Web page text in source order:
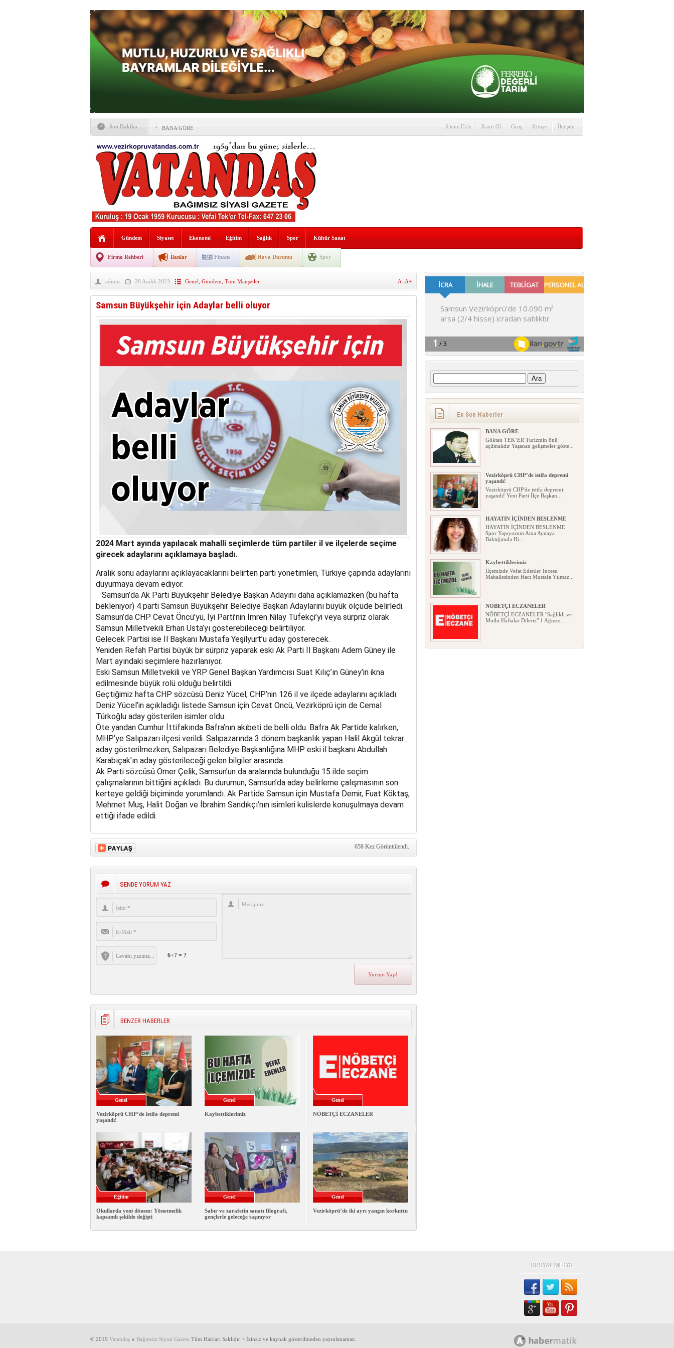
Son Dakika BANA GÖRE
Vezirköprü CHP’de istifa depremi yaşandı!
HAYATIN İÇİNDEN BESLENME
Kaybettiklerimiz
NÖBETÇİ ECZANELER
Okullarda yeni dönem: Yönetmelik kapsamlı şekilde
değişti
taşınıyor
Hafif ticari araç takla attı! 2’si Çocuk 5 Yaralı
“Yaz Seninle Güzel” doğa yürüyüşü
Sitene Ekle Kayıt Ol Giriş Künye İletişim
Gündem Siyaset Ekonomi Eğitim Sağlık Spor Kültür Sanat
Firma Rehberi İlanlar Finans Hava Durumu Spor
admin 28 Aralık 2023 Genel Gündem Tüm Manşetler A- A+
Samsun Büyükşehir için Adaylar belli oluyor
2024 Mart ayında yapılacak mahalli seçimlerde tüm partiler il ve ilçelerde seçime
girecek adaylarını açıklamaya başladı.
Aralık sonu adaylarını açıklayacaklarını belirten parti yönetimleri, Türkiye çapında adaylarını
duyurmaya devam ediyor.
Samsun’da Ak Parti Büyükşehir Belediye Başkan Adayını daha açıklamazken (bu hafta
bekleniyor) 4 parti Samsun Büyükşehir Belediye Başkan Adaylarını büyük ölçüde belirledi.
Samsun’da CHP Cevat Öncü’yü, İyi Parti’nin İmren Nilay Tüfekçi’yi veya sürpriz olarak
Samsun Milletvekili Erhan Usta’yı gösterebileceği belirtiliyor.
Gelecek Partisi ise İl Başkanı Mustafa Yeşilyurt’u aday gösterecek.
Yeniden Refah Partisi büyük bir sürpriz yaparak eski Ak Parti İl Başkanı Adem Güney ile
Mart ayındaki seçimlere hazırlanıyor.
Eski Samsun Milletvekili ve YRP Genel Başkan Yardımcısı Suat Kılıç’ın Güney’in ikna
edilmesinde büyük rolü olduğu belirtildi.
Geçtiğimiz hafta CHP sözcüsü Deniz Yücel, CHP’nin 126 il ve ilçede adaylarını açıkladı.
Deniz Yücel’in açıkladığı listede Samsun için Cevat Öncü, Vezirköprü için de Cemal
Türkoğlu aday gösterilen isimler oldu.
Öte yandan Cumhur İttifakında Bafra’nın akıbeti de belli oldu. Bafra Ak Partide kalırken,
MHP’ye Salıpazarı ilçesi verildi. Salıpazarında 3 dönem başkanlık yapan Halil Akgül tekrar
aday gösterilmezken, Salıpazarı Belediye Başkanlığına MHP eski il başkanı Abdullah
Karabıçak’ın aday gösterileceği gelen bilgiler arasında.
Ak Parti sözcüsü Ömer Çelik, Samsun’un da aralarında bulunduğu 15 ilde seçim
çalışmalarının bittiğini açıkladı. Bu durumun, Samsun’da aday belirleme çalışmasının son
kerteye geldiği biçiminde yorumlandı. Ak Partide Samsun için Mustafa Demir, Fuat Köktaş,
Mehmet Muş, Halit Doğan ve İbrahim Sandıkçı’nın isimleri kulislerde konuşulmaya devam
ettiği ifade edildi.
658 Kez Görüntülendi.
SENDE YORUM YAZ
6+7 = ?
BENZER HABERLER
Genel
Vezirköprü CHP’de istifa depremi
yaşandı!
Genel
Kaybettiklerimiz
Genel
NÖBETÇİ ECZANELER
Eğitim
Okullarda yeni dönem: Yönetmelik
kapsamlı şekilde değişti
Genel
Sabır ve zarafetin sanatı filografi,
gençlerle geleceğe taşınıyor
Genel
Vezirköprü’de iki ayrı yangın korkuttu
Arama:
En Son Haberler
BANA GÖRE
Göktan TEK’ER Turizmin önü
açılmalıdır Yaşanan gelişmeler göste...
Vezirköprü CHP’de istifa depremi
yaşandı!
Vezirköprü CHP'de istifa depremi
yaşandı! Yeni Parti İlçe Başkan...
HAYATIN İÇİNDEN BESLENME
HAYATIN İÇİNDEN BESLENME
Spor Yapıyorum Ama Aynaya
Baktığımda Hi...
Kaybettiklerimiz
İlçemizde Vefat Edenler İncesu
Mahallesinden Hacı Mustafa Yılmaz...
NÖBETÇİ ECZANELER
NÖBETÇİ ECZANELER "Sağlıklı ve
Mutlu Haftalar Dileriz" 1 Ağusto...
Okullarda yeni dönem: Yönetmelik
SOSYAL MEDYA
© 2019 Vatandaş ● Bağımsız Siyasi GazeteTüm Hakları Saklıdır ~ İzinsiz ve kaynak gösterilmeden yayınlanamaz.